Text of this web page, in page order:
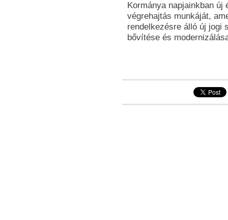
Kormánya napjainkban új
végrehajtás munkáját,
rendelkezésre álló új jogi
bővítése és